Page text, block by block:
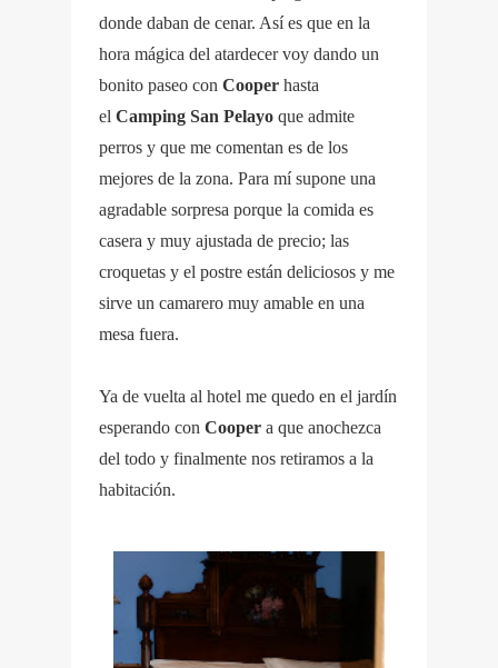
donde daban de cenar. Así es que en la
hora mágica del atardecer voy dando un
bonito paseo con Cooper hasta
el Camping San Pelayo que admite
perros y que me comentan es de los
mejores de la zona. Para mí supone una
agradable sorpresa porque la comida es
casera y muy ajustada de precio; las
croquetas y el postre están deliciosos y me
sirve un camarero muy amable en una
mesa fuera.
Ya de vuelta al hotel me quedo en el jardín
esperando con Cooper a que anochezca
del todo y finalmente nos retiramos a la
habitación.